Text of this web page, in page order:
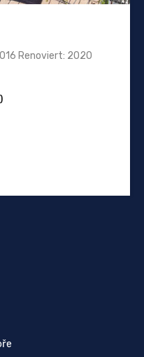
Renoviert: 2020